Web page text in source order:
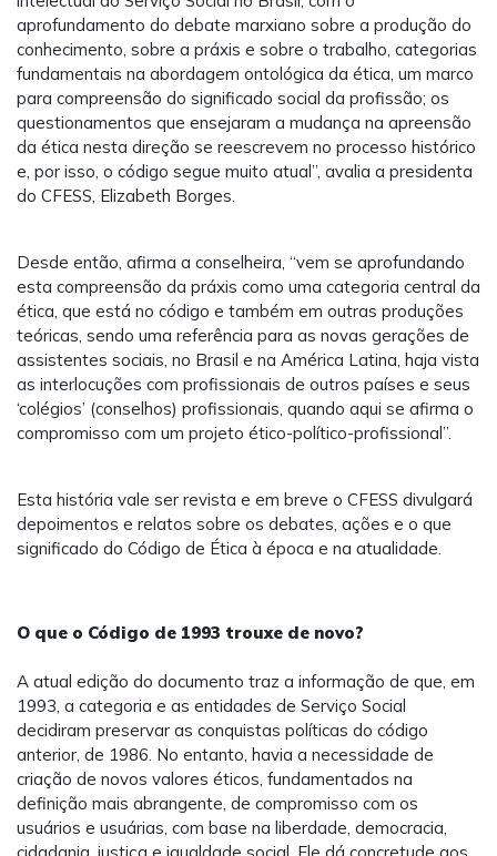
aprofundamento do debate marxiano sobre a produção do
conhecimento, sobre a práxis e sobre o trabalho, categorias
fundamentais na abordagem ontológica da ética, um marco
para compreensão do significado social da profissão; os
questionamentos que ensejaram a mudança na apreensão
da ética nesta direção se reescrevem no processo histórico
e, por isso, o código segue muito atual”, avalia a presidenta
do CFESS, Elizabeth Borges.
Desde então, afirma a conselheira, “vem se aprofundando
esta compreensão da práxis como uma categoria central da
ética, que está no código e também em outras produções
teóricas, sendo uma referência para as novas gerações de
assistentes sociais, no Brasil e na América Latina, haja vista
as interlocuções com profissionais de outros países e seus
‘colégios’ (conselhos) profissionais, quando aqui se afirma o
compromisso com um projeto ético-político-profissional”.
Esta história vale ser revista e em breve o CFESS divulgará
depoimentos e relatos sobre os debates, ações e o que
significado do Código de Ética à época e na atualidade.
O que o Código de 1993 trouxe de novo?
A atual edição do documento traz a informação de que, em
1993, a categoria e as entidades de Serviço Social
decidiram preservar as conquistas políticas do código
anterior, de 1986. No entanto, havia a necessidade de
criação de novos valores éticos, fundamentados na
definição mais abrangente, de compromisso com os
usuários e usuárias, com base na liberdade, democracia,